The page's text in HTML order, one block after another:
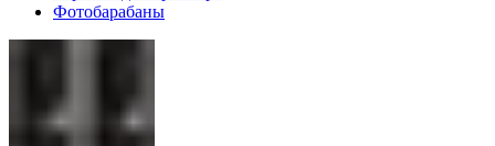
Фотобарабаны